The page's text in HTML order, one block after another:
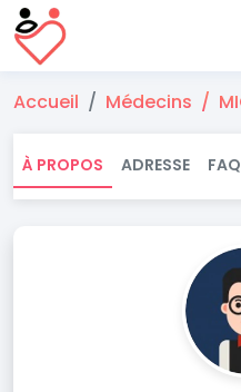
Accueil Médecins
À PROPOS ADRESSE FAQ